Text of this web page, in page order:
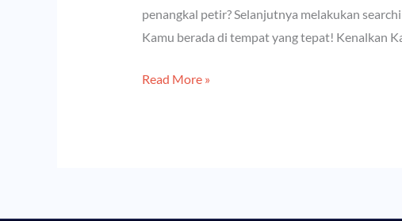
penangkal petir? Selanjutnya melakukan
Kamu berada di tempat yang tepat! Kenalkan
Read More »